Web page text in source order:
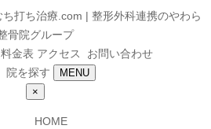
料金表 アクセス
お問い合わせ
院を探す
MENU
×
HOME